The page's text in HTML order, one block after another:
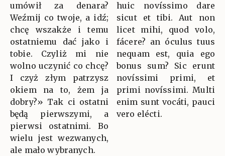
umówił za denara?
Weźmij co twoje, a idź;
chcę wszakże i temu
ostatniemu dać jako i
tobie. Czyliż mi nie
wolno uczynić co chcę?
I czyż złym patrzysz
okiem na to, żem ja
dobry?» Tak ci ostatni
będą pierwszymi, a
pierwsi ostatnimi. Bo
wielu jest wezwanych,
ale mało wybranych.
huic novíssimo dare
sicut et tibi. Aut non
licet mihi, quod volo,
fácere? an óculus tuus
nequam est, quia ego
bonus sum? Sic erunt
novíssimi primi, et
primi novíssimi. Multi
enim sunt vocáti, pauci
vero elécti.